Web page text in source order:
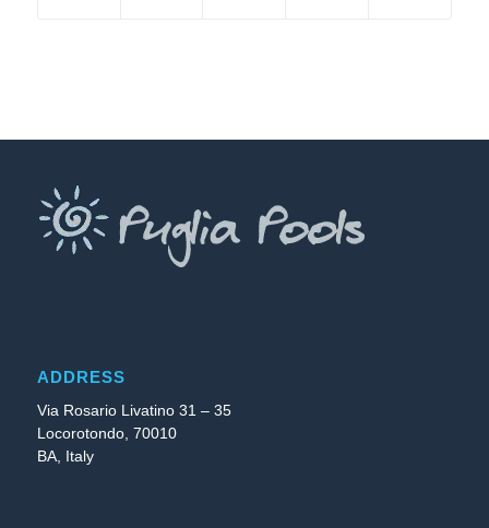
ADDRESS
Via Rosario Livatino 31 – 35
Locorotondo, 70010
BA, Italy